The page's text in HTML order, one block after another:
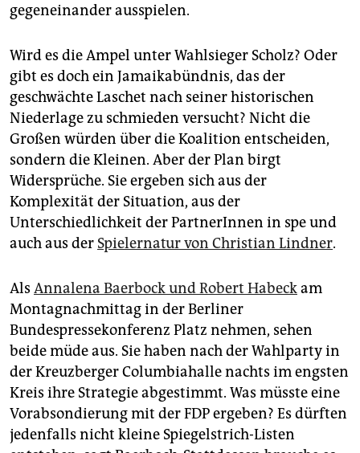
gegeneinander ausspielen.
Wird es die Ampel unter Wahlsieger Scholz? Oder
gibt es doch ein Jamaikabündnis, das der
geschwächte Laschet nach seiner historischen
Niederlage zu schmieden versucht? Nicht die
Großen würden über die Koalition entscheiden,
sondern die Kleinen. Aber der Plan birgt
Widersprüche. Sie ergeben sich aus der
Komplexität der Situation, aus der
Unterschiedlichkeit der PartnerInnen in spe und
auch aus der Spielernatur von Christian Lindner.
Als Annalena Baerbock und Robert Habeckam
Montagnachmittag in der Berliner
Bundespressekonferenz Platz nehmen, sehen
beide müde aus. Sie haben nach der Wahlparty in
der Kreuzberger Columbiahalle nachts im engsten
Kreis ihre Strategie abgestimmt. Was müsste eine
Vorabsondierung mit der FDP ergeben? Es dürften
jedenfalls nicht kleine Spiegelstrich-Listen